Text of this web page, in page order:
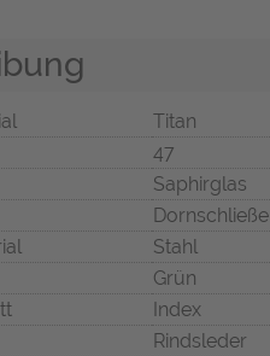
Titan
47
Saphirglas
Dornschließe
Stahl
Grün
Index
Rindsleder